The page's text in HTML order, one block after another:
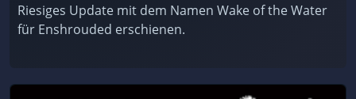
Riesiges Update mit dem Namen Wake of the Water
für Enshrouded erschienen.